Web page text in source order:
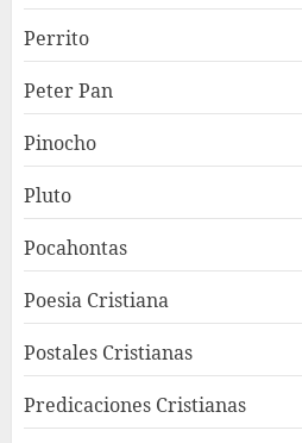
Perrito
Peter Pan
Pinocho
Pluto
Pocahontas
Poesia Cristiana
Postales Cristianas
Predicaciones Cristianas